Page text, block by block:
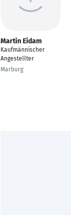
Martin Eidam
Kaufmännischer
Angestellter
Marburg